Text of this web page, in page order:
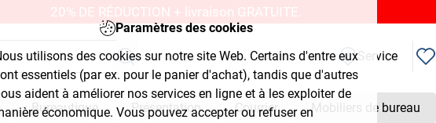
Paramètres des cookies
utilisons des cookies sur notre site Web. Certains d'entre eux
essentiels (par ex. pour le panier d'achat), tandis que d'autres
aident à améliorer nos services en ligne et à les exploiter de
économique. Vous pouvez accepter ou refuser en
20% DE RÉDUCTION + livraison GRATUITE.
Service
Bureautique Présentation Courrier Mobiliers de bureau